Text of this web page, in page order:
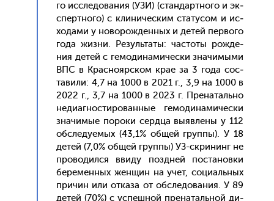
го ис­сле­дова­ния (УЗИ) (стан­дар­тно­го и эк­
спертно­го) с кли­ничес­ким ста­тусом и ис­
хо­дами у но­ворож­денных и де­тей пер­во­го
го­да жиз­ни. Ре­зуль­та­ты: час­то­ты рож­де­
ния де­тей с ге­моди­нами­чес­ки зна­чимы­ми
ВПС в Крас­но­яр­ском крае за 3 го­да сос­
та­вили: 4,7 на 1000 в 2021 г., 3,9 на 1000 в
2022 г., 3,7 на 1000 в 2023 г. Пре­наталь­но
не­ди­аг­ности­рован­ные ге­моди­нами­чес­ки
зна­чимые по­роки сер­дца вы­яв­ле­ны у 112
об­сле­ду­емых (43,1% об­щей груп­пы). У 18
де­тей (7,0% об­щей груп­пы) УЗ-скри­нинг не
про­водил­ся вви­ду поз­дней пос­та­нов­ки
бе­ремен­ных жен­щин на учет, со­ци­аль­ных
при­чин или от­ка­за от об­сле­дова­ния. У 89
де­тей (70%) с ус­пешной пре­наталь­ной ди­